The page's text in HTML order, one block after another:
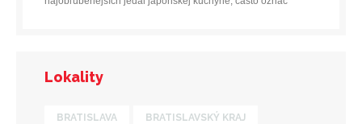
Lokality
BRATISLAVA BRATISLAVSKÝ KRAJ